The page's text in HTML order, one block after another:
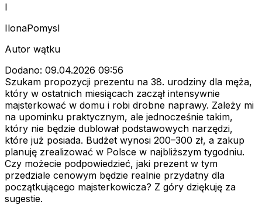
I
IlonaPomysl
Autor wątku
Dodano: 09.04.2026 09:56
Szukam propozycji prezentu na 38. urodziny dla męża,
który w ostatnich miesiącach zaczął intensywnie
majsterkować w domu i robi drobne naprawy. Zależy mi
na upominku praktycznym, ale jednocześnie takim,
który nie będzie dublował podstawowych narzędzi,
które już posiada. Budżet wynosi 200–300 zł, a zakup
planuję zrealizować w Polsce w najbliższym tygodniu.
Czy możecie podpowiedzieć, jaki prezent w tym
przedziale cenowym będzie realnie przydatny dla
początkującego majsterkowicza? Z góry dziękuję za
sugestie.